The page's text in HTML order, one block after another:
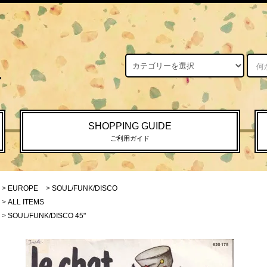
SHOPPING GUIDE
ご利用ガイド
> EUROPE > SOUL/FUNK/DISCO
> ALL ITEMS
> SOUL/FUNK/DISCO 45"